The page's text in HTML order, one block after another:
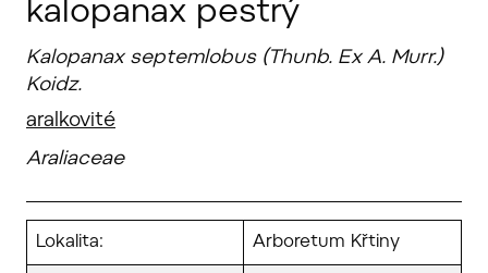
kalopanax pestrý
Kalopanax septemlobus (Thunb. Ex A. Murr.)
Koidz.
aralkovité
Araliaceae
Lokalita: Arboretum Křtiny